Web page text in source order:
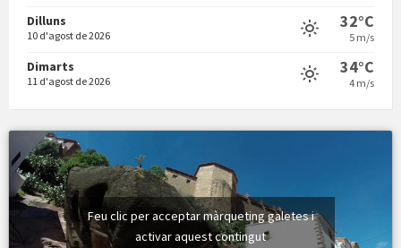
Vermuts a la Font. Hit parit
Dilluns
10 d'agost de 2026
32°C
5 m/s
Dimarts
11 d'agost de 2026
34°C
4 m/s
Feu clic per acceptar màrqueting galetes i
activar aquest contingut